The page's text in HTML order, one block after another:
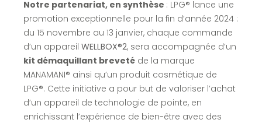
Notre partenariat, en synthèse : LPG® lance une
promotion exceptionnelle pour la fin d’année 2024 :
du 15 novembre au 13 janvier, chaque commande
d’un appareil WELLBOX®2, sera accompagnée d’un
kit démaquillant brevetéde la marque
MANAMANI® ainsi qu’un produit cosmétique de
LPG®. Cette initiative a pour but de valoriser l’achat
d’un appareil de technologie de pointe, en
enrichissant l’expérience de bien-être avec des